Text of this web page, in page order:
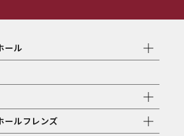
ール
ールフレンズ